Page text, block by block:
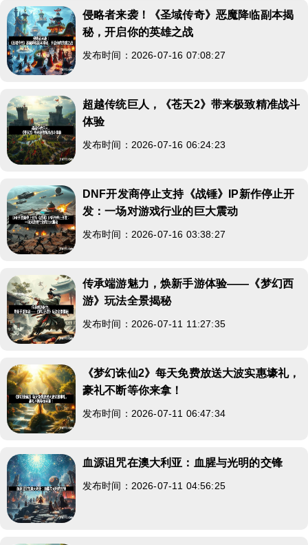
侵略者来袭！《圣域传奇》恶魔降临副本揭
秘，开启你的英雄之战
发布时间：2026-07-16 07:08:27
超越传统巨人，《苍天2》带来极致精准战斗
体验
发布时间：2026-07-16 06:24:23
DNF开发商停止支持《战锤》IP新作停止开
发：一场对游戏行业的巨大震动
发布时间：2026-07-16 03:38:27
传承端游魅力，焕新手游体验——《梦幻西
游》玩法全景揭秘
发布时间：2026-07-11 11:27:35
《梦幻诛仙2》每天免费放送大波实惠壕礼，
豪礼不断等你来拿！
发布时间：2026-07-11 06:47:34
血源诅咒在澳大利亚：血腥与光明的交锋
发布时间：2026-07-11 04:56:25